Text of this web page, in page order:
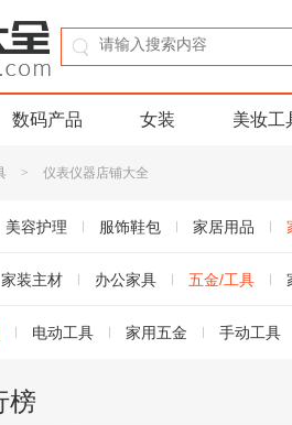
数码产品 女装 美妆工
> 仪表仪器店铺大全
美容护理 服饰鞋包 家居用品
玩乐/收藏 生活服务 淘宝农资
家装主材 办公家具 五金/工具
电动工具 家用五金 手动工具
合页
榜